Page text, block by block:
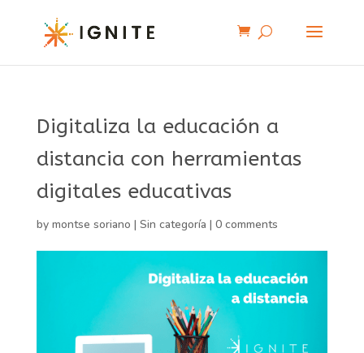
Digitaliza la educación a
distancia con herramientas
digitales educativas
by montse soriano | Sin categoría | 0 comments